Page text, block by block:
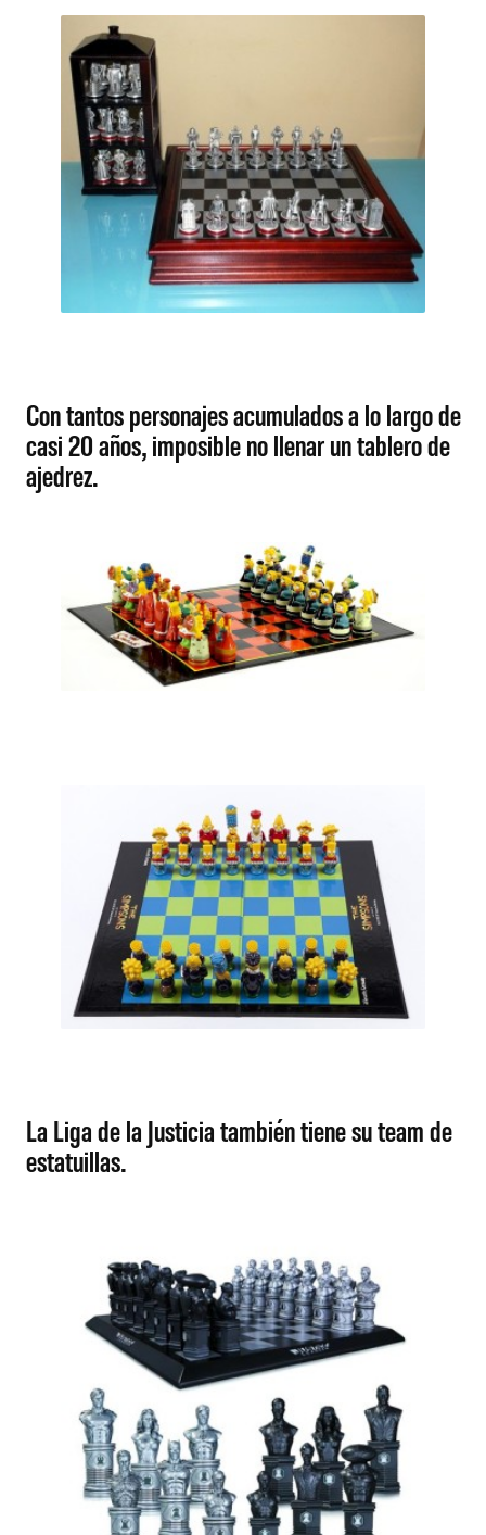
Con tantos personajes acumulados a lo largo de
casi 20 años, imposible no llenar un tablero de
ajedrez.
La Liga de la Justicia también tiene su team de
estatuillas.